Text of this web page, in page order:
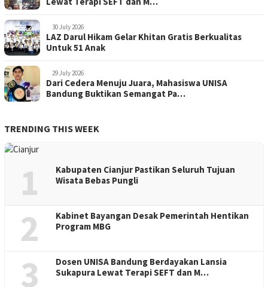
30 July 2026
LAZ Darul Hikam Gelar Khitan Gratis Berkualitas
Untuk 51 Anak
29 July 2026
Dari Cedera Menuju Juara, Mahasiswa UNISA
Bandung Buktikan Semangat Pa…
TRENDING THIS WEEK
1
Kabupaten Cianjur Pastikan Seluruh Tujuan
Wisata Bebas Pungli
2
Kabinet Bayangan Desak Pemerintah Hentikan
Program MBG
3
Dosen UNISA Bandung Berdayakan Lansia
Sukapura Lewat Terapi SEFT dan M…